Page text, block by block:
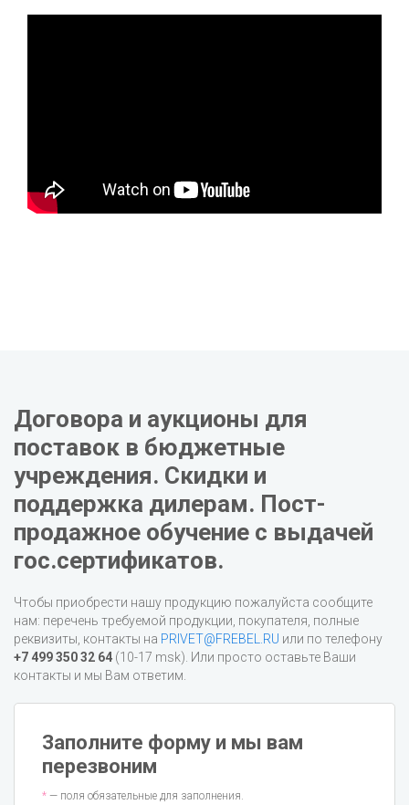
Договора и аукционы для
поставок в бюджетные
учреждения. Скидки и
поддержка дилерам. Пост-
продажное обучение с выдачей
гос.сертификатов.
Чтобы приобрести нашу продукцию пожалуйста сообщите
нам: перечень требуемой продукции, покупателя, полные
реквизиты, контакты на PRIVET@FREBEL.RU или по телефону
+7 499 350 32 64 (10-17 msk). Или просто оставьте Ваши
контакты и мы Вам ответим.
Заполните форму и мы вам
перезвоним
* — поля обязательные для заполнения.